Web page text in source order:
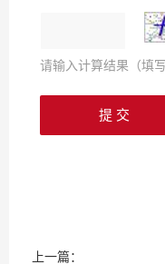
请输入计算结果（填
上一篇：